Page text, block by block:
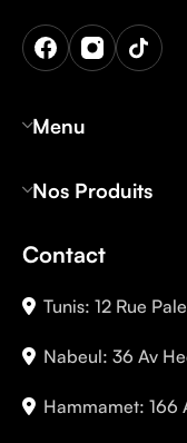
Menu
Nos Produits
Contact
Tunis: 12 Rue
Nabeul: 36 Av
Hammamet: 166